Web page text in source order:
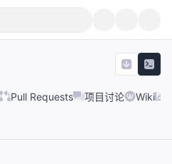
Pull Requests 项目讨论 Wiki